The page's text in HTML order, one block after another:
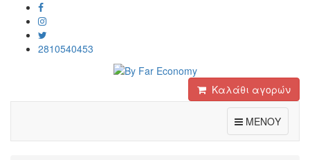
2810540453
Καλάθι αγορών
ΜΕΝΟΥ